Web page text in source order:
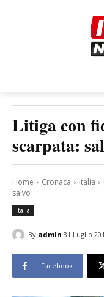
Litiga con
scarpata:
Home Cronaca Italia
salvo
Italia
By admin 31 Luglio
Facebook